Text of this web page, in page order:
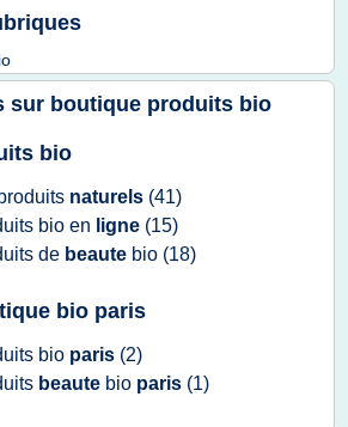
sur boutique produits bio
bio
naturels (41)
bio en ligne (15)
de beaute bio (18)
bio paris
bio paris (2)
beaute bio paris (1)